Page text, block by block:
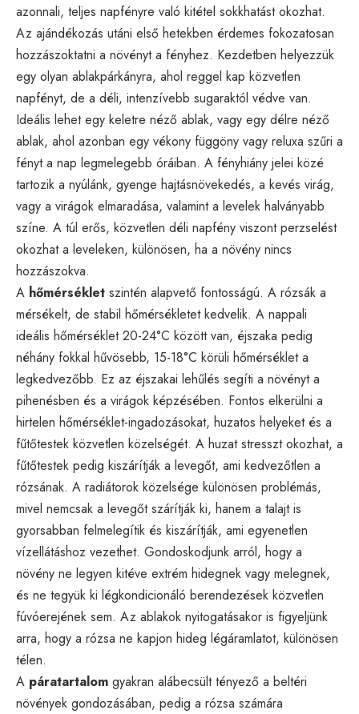
azonnali, teljes napfényre való kitétel sokkhatást okozhat.
Az ajándékozás utáni első hetekben érdemes fokozatosan
hozzászoktatni a növényt a fényhez. Kezdetben helyezzük
egy olyan ablakpárkányra, ahol reggel kap közvetlen
napfényt, de a déli, intenzívebb sugaraktól védve van.
Ideális lehet egy keletre néző ablak, vagy egy délre néző
ablak, ahol azonban egy vékony függöny vagy reluxa szűri a
fényt a nap legmelegebb óráiban. A fényhiány jelei közé
tartozik a nyúlánk, gyenge hajtásnövekedés, a kevés virág,
vagy a virágok elmaradása, valamint a levelek halványabb
színe. A túl erős, közvetlen déli napfény viszont perzselést
okozhat a leveleken, különösen, ha a növény nincs
hozzászokva.
A hőmérséklet szintén alapvető fontosságú. A rózsák a
mérsékelt, de stabil hőmérsékletet kedvelik. A nappali
ideális hőmérséklet 20-24°C között van, éjszaka pedig
néhány fokkal hűvösebb, 15-18°C körüli hőmérséklet a
legkedvezőbb. Ez az éjszakai lehűlés segíti a növényt a
pihenésben és a virágok képzésében. Fontos elkerülni a
hirtelen hőmérséklet-ingadozásokat, huzatos helyeket és a
fűtőtestek közvetlen közelségét. A huzat stresszt okozhat, a
fűtőtestek pedig kiszárítják a levegőt, ami kedvezőtlen a
rózsának. A radiátorok közelsége különösen problémás,
mivel nemcsak a levegőt szárítják ki, hanem a talajt is
gyorsabban felmelegítik és kiszárítják, ami egyenetlen
vízellátáshoz vezethet. Gondoskodjunk arról, hogy a
növény ne legyen kitéve extrém hidegnek vagy melegnek,
és ne tegyük ki légkondicionáló berendezések közvetlen
fúvóerejének sem. Az ablakok nyitogatásakor is figyeljünk
arra, hogy a rózsa ne kapjon hideg légáramlatot, különösen
télen.
A páratartalom gyakran alábecsült tényező a beltéri
növények gondozásában, pedig a rózsa számára